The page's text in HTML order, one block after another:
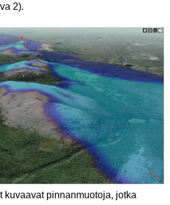
2).
kuvaavat pinnanmuotoja, jotka